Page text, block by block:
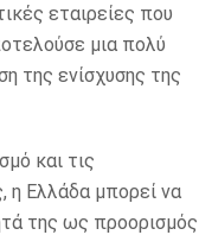
εταιρείες που
μια πολύ
της ενίσχυσης της
και τις
η Ελλάδα μπορεί να
της ως προορισμός